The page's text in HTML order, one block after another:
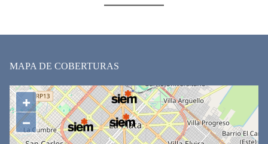
MAPA DE COBERTURAS